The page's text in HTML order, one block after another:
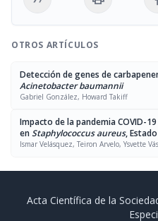
OTROS ARTÍCULOS
Detección de genes de
Acinetobacter baumannii
Gabriel González, Howard Takiff
Impacto de la pandemia COVID-
enStaphylococcus aureus,
Ismar Velásquez, Teiron Arvelo, Ysvette
Acta Científica de la